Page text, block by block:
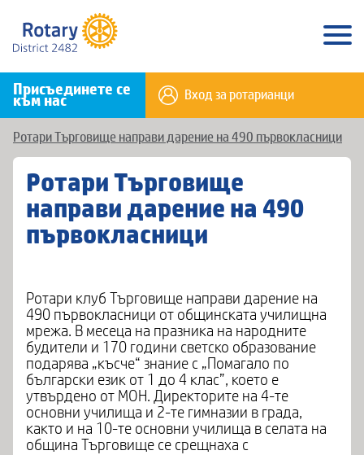
Присъединете се
към нас Вход за ротарианци
Ротари Търговище направи дарение на 490 първокласници
Ротари Търговище
направи дарение на 490
първокласници
Ротари клуб Търговище направи дарение на
490 първокласници от общинската училищна
мрежа. В месеца на празника на народните
будители и 170 години светско образование
подарява „късче“ знание с „Помагало по
български език от 1 до 4 клас”, което е
утвърдено от МОН. Директорите на 4-те
основни училища и 2-те гимназии в града,
както и на 10-те основни училища в селата на
община Търговище се срещнаха с